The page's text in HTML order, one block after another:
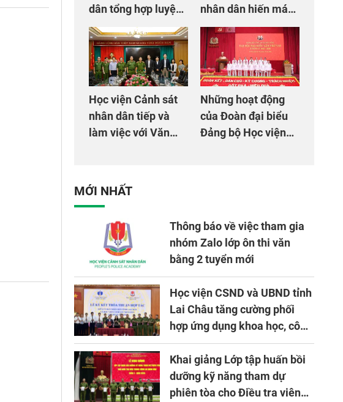
dân tổng hợp luyện
màn Trống hội chào
mừng Đại hội Đảng
nhân dân hiến máu
giúp dân và đồng
đội
Học viện Cảnh sát
nhân dân tiếp và
làm việc với Văn
Bản tại Việt Nam
Những hoạt động
của Đoàn đại biểu
Đảng bộ Học viện
- 2030
MỚI NHẤT
Thông báo về việc tham gia
nhóm Zalo lớp ôn thi văn
bằng 2 tuyển mới
Học viện CSND và UBND tỉnh
Lai Châu tăng cường phối
hợp ứng dụng khoa học, công
nghệ trong phòng, chống tội
phạm
Khai giảng Lớp tập huấn bồi
dưỡng kỹ năng tham dự
phiên tòa cho Điều tra viên